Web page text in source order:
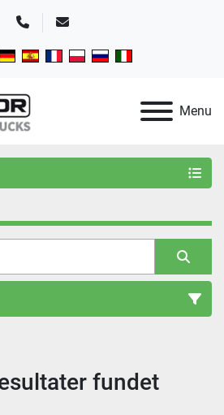
TelefonE-mail
Menu
fundet